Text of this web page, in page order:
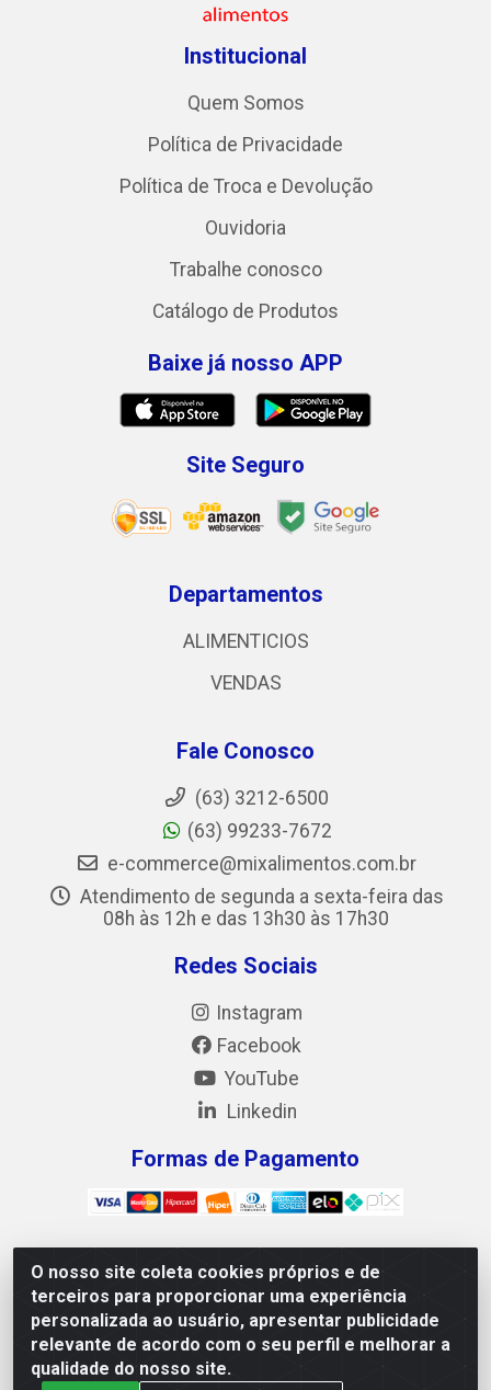
O nosso site coleta cookies próprios e de
terceiros para proporcionar uma experiência
personalizada ao usuário, apresentar publicidade
relevante de acordo com o seu perfil e melhorar a
qualidade do nosso site.
Institucional
Quem Somos
Política de Privacidade
Política de Troca e Devolução
Ouvidoria
Trabalhe conosco
Catálogo de Produtos
Baixe já nosso APP
Site Seguro
Departamentos
ALIMENTICIOS
VENDAS
Fale Conosco
(63) 3212-6500
(63) 99233-7672
e-commerce@mixalimentos.com.br
Atendimento de segunda a sexta-feira das
08h às 12h e das 13h30 às 17h30
Redes Sociais
Instagram
Facebook
YouTube
Linkedin
Formas de Pagamento
Mix Alimentos LTDA - Quadra Asr Ne 55 (412 Norte),
Alameda 02, S/N - Plano Diretor Norte, Palmas/TO - CEP
77.006-540 - CNPJ 05.922.500/0001-02